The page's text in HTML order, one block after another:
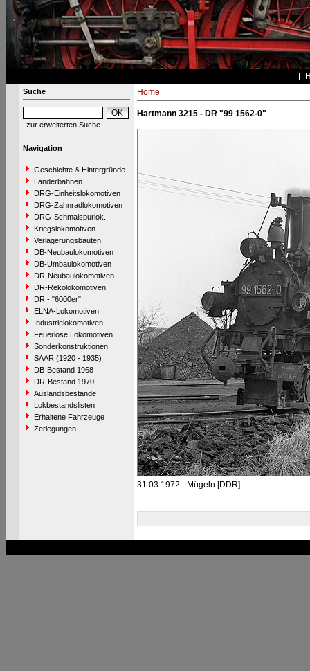
Suche
zur erweiterten Suche
Navigation
Geschichte & Hintergründe
Länderbahnen
DRG-Einheitslokomotiven
DRG-Zahnradlokomotiven
DRG-Schmalspurlok.
Kriegslokomotiven
Verlagerungsbauten
DB-Neubaulokomotiven
DB-Umbaulokomotiven
DR-Neubaulokomotiven
DR-Rekolokomotiven
DR - "6000er"
ELNA-Lokomotiven
Industrielokomotiven
Feuerlose Lokomotiven
Sonderkonstruktionen
SAAR (1920 - 1935)
DB-Bestand 1968
DR-Bestand 1970
Auslandsbestände
Lokbestandslisten
Erhaltene Fahrzeuge
Zerlegungen
Home
Hartmann 3215 - DR "99 1562-0"
31.03.1972 - Mügeln [DDR]